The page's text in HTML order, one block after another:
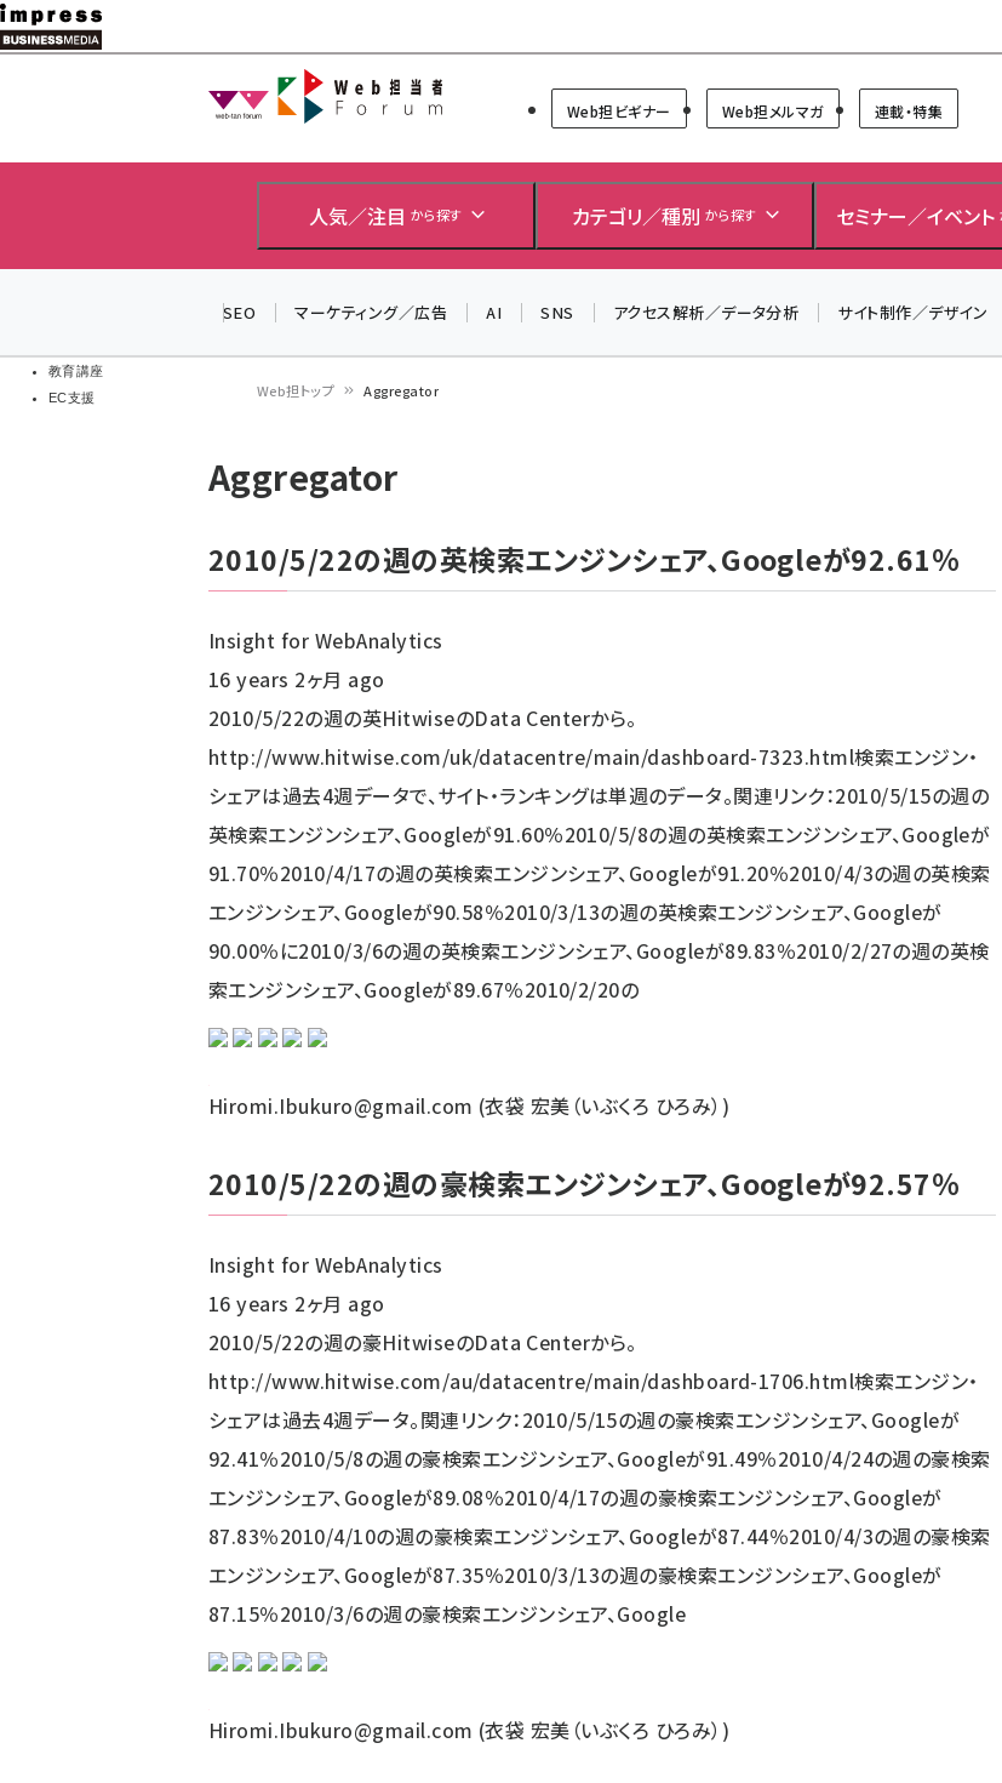
メ
イ
教育講座
EC支援
Web担当者Forum
Web担ビギナー Web担メルマガ 連載・特集
人気／注目 から探す カテゴリ／種別 から探す セミナー／イベント
SEO マーケティング／広告 AI SNS アクセス解析／データ分析 サイト制作／デザイン
ン
ず
Web担トップ Aggregator
Aggregator
2010/5/22の週の英検索エンジンシェア、Googleが92.61％
Insight for WebAnalytics
16 years 2ヶ月 ago
2010/5/22の週の英HitwiseのData Centerから。
http://www.hitwise.com/uk/datacentre/main/dashboard-7323.html検索エンジン・
シェアは過去4週データで、サイト・ランキングは単週のデータ。関連リンク：2010/5/15の週の
英検索エンジンシェア、Googleが91.60％2010/5/8の週の英検索エンジンシェア、Googleが
91.70％2010/4/17の週の英検索エンジンシェア、Googleが91.20％2010/4/3の週の英検索
エンジンシェア、Googleが90.58％2010/3/13の週の英検索エンジンシェア、Googleが
90.00％に2010/3/6の週の英検索エンジンシェア、Googleが89.83％2010/2/27の週の英検
索エンジンシェア、Googleが89.67％2010/2/20の
Hiromi.Ibukuro@gmail.com (衣袋 宏美（いぶくろ ひろみ）)
2010/5/22の週の豪検索エンジンシェア、Googleが92.57％
Insight for WebAnalytics
16 years 2ヶ月 ago
2010/5/22の週の豪HitwiseのData Centerから。
http://www.hitwise.com/au/datacentre/main/dashboard-1706.html検索エンジン・
シェアは過去4週データ。関連リンク：2010/5/15の週の豪検索エンジンシェア、Googleが
92.41％2010/5/8の週の豪検索エンジンシェア、Googleが91.49％2010/4/24の週の豪検索
エンジンシェア、Googleが89.08％2010/4/17の週の豪検索エンジンシェア、Googleが
87.83％2010/4/10の週の豪検索エンジンシェア、Googleが87.44％2010/4/3の週の豪検索
エンジンシェア、Googleが87.35％2010/3/13の週の豪検索エンジンシェア、Googleが
87.15％2010/3/6の週の豪検索エンジンシェア、Google
Hiromi.Ibukuro@gmail.com (衣袋 宏美（いぶくろ ひろみ）)
＼ 8月27日開催、申し込み受付中！ ／
るセミナーイベント「生成AI × マーケティング フォー
2026」開催！
▼申し込みはこちらから▼